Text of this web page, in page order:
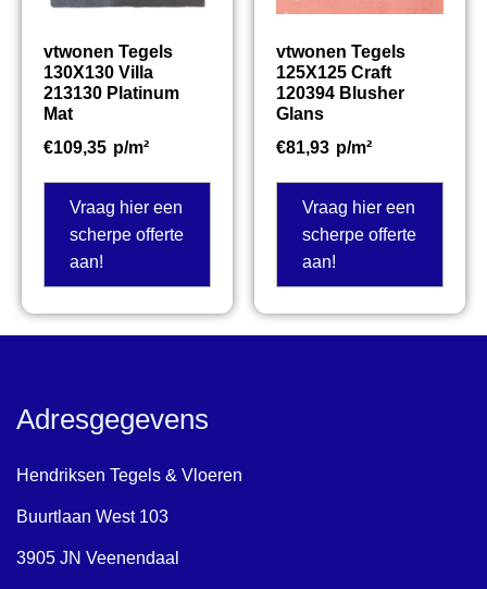
vtwonen Tegels
130X130 Villa
213130 Platinum
Mat
€109,35 p/m²
Vraag hier een
scherpe offerte
aan!
vtwonen Tegels
125X125 Craft
120394 Blusher
Glans
€81,93 p/m²
Vraag hier een
scherpe offerte
aan!
Adresgegevens
Hendriksen Tegels & Vloeren
Buurtlaan West 103
3905 JN Veenendaal